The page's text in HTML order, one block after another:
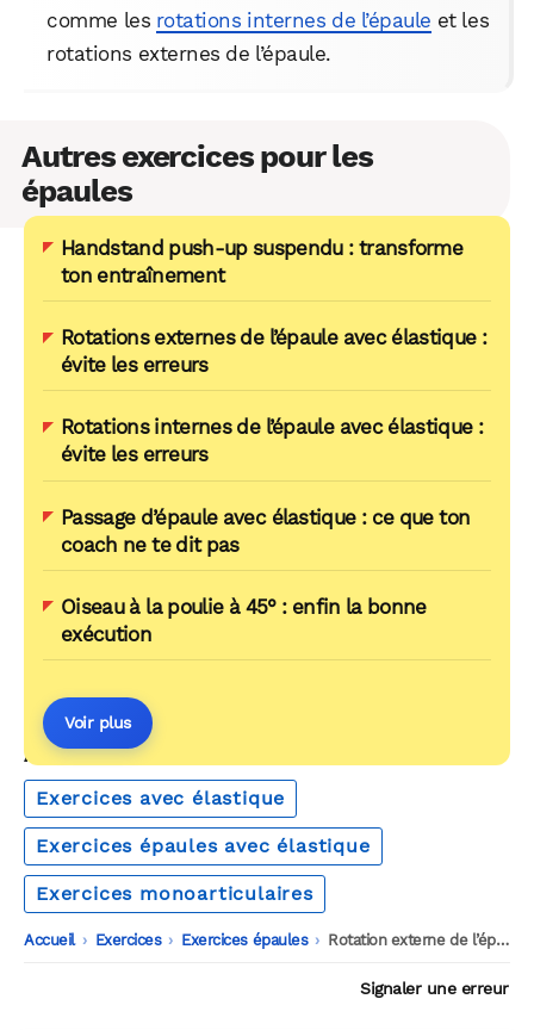
comme les rotations internes de l’épaule et les
rotations externes de l’épaule.
Autres exercices pour les
épaules
Handstand push-up suspendu : transforme
ton entraînement
Rotations externes de l’épaule avec élastique :
évite les erreurs
Rotations internes de l’épaule avec élastique :
évite les erreurs
Passage d’épaule avec élastique : ce que ton
coach ne te dit pas
Oiseau à la poulie à 45° : enfin la bonne
exécution
Voir plus
AUTOUR DU MÊME THÈME
Exercices avec élastique
Exercices épaules avec élastique
Exercices monoarticulaires
Accueil -
Exercices -
Exercices épaules -
Rotation externe de l’épaule en abduction
Signaler une erreur